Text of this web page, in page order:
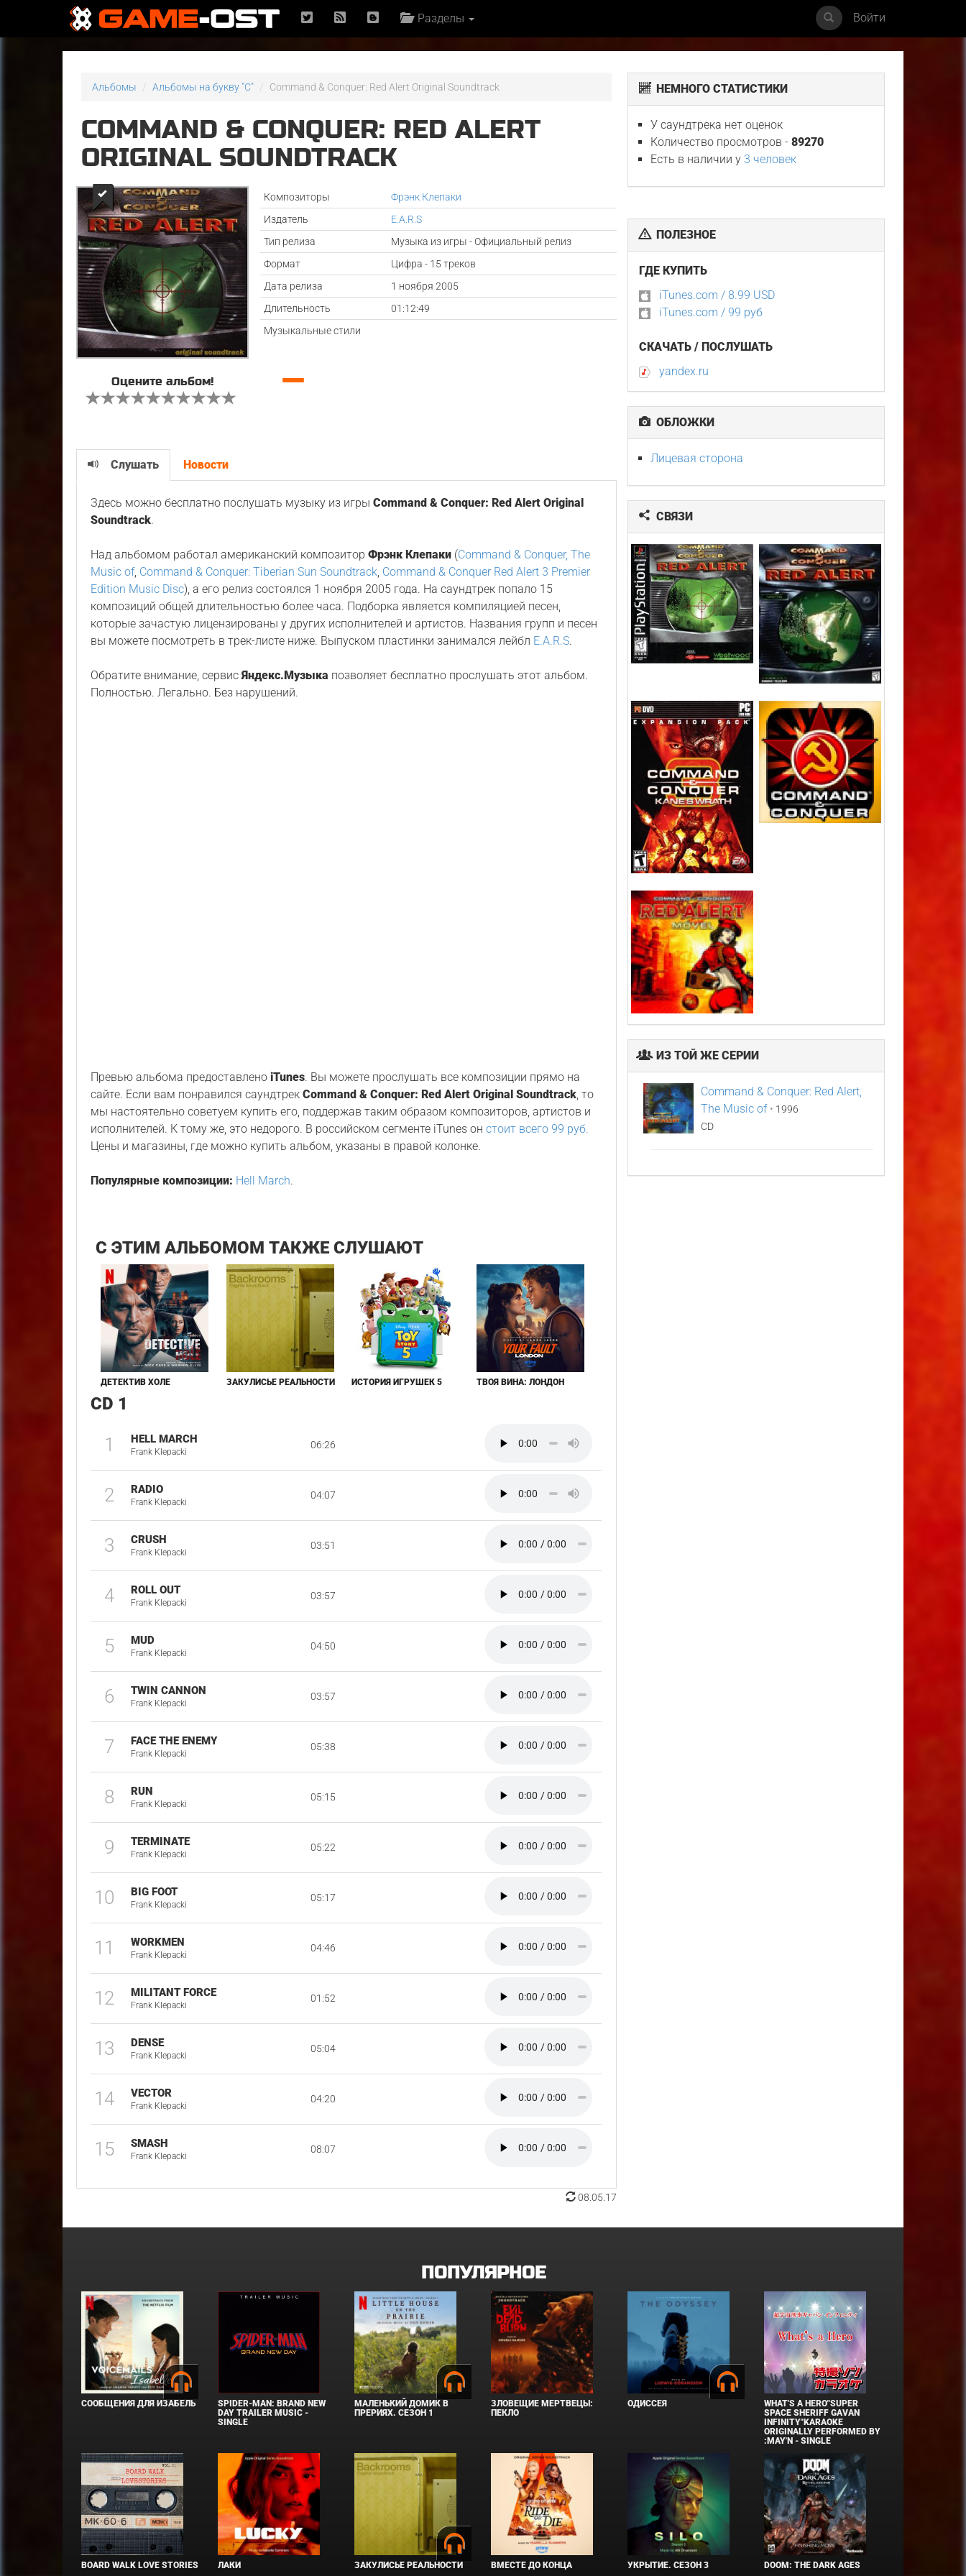
Разделы Войти
Альбомы Альбомы на букву "C" Command & Conquer: Red Alert Original Soundtrack
COMMAND & CONQUER: RED ALERT
ORIGINAL SOUNDTRACK
Композиторы
Фрэнк Клепаки
Издатель
E.A.R.S
Тип релиза
Музыка из игры - Официальный релиз
Формат
Цифра - 15 треков
Дата релиза
1 ноября 2005
Длительность
01:12:49
Музыкальные стили
Оцените альбом! —
Слушать Новости
Здесь можно бесплатно послушать музыку из игрыCommand & Conquer: Red Alert Original
Soundtrack.
Над альбомом работал американский композиторФрэнк Клепаки (Command & Conquer, The
Music of, Command & Conquer: Tiberian Sun Soundtrack, Command & Conquer Red Alert 3 Premier
Edition Music Disc), а его релиз состоялся 1 ноября 2005 года. На саундтрек попало 15
композиций общей длительностью более часа. Подборка является компиляцией песен,
которые зачастую лицензированы у других исполнителей и артистов. Названия групп и песен
вы можете посмотреть в трек-листе ниже. Выпуском пластинки занимался лейбл E.A.R.S.
Обратите внимание, сервисЯндекс.Музыка позволяет бесплатно прослушать этот альбом.
Полностью. Легально. Без нарушений.
Превью альбома предоставленоiTunes. Вы можете прослушать все композиции прямо на
сайте. Если вам понравился саундтрекCommand & Conquer: Red Alert Original Soundtrack, то
мы настоятельно советуем купить его, поддержав таким образом композиторов, артистов и
исполнителей. К тому же, это недорого. В российском сегменте iTunes онстоит всего 99 руб.
Цены и магазины, где можно купить альбом, указаны в правой колонке.
Популярные композиции: Hell March.
С ЭТИМ АЛЬБОМОМ ТАКЖЕ СЛУШАЮТ
ДЕТЕКТИВ ХОЛЕ ЗАКУЛИСЬЕ РЕАЛЬНОСТИ ИСТОРИЯ ИГРУШЕК 5 ТВОЯ ВИНА: ЛОНДОН
CD 1
1 HELL MARCH
Frank Klepacki
06:26
2 RADIO
Frank Klepacki
04:07
3 CRUSH
Frank Klepacki
03:51
4 ROLL OUT
Frank Klepacki
03:57
5 MUD
Frank Klepacki
04:50
6 TWIN CANNON
Frank Klepacki
03:57
7 FACE THE ENEMY
Frank Klepacki
05:38
8 RUN
Frank Klepacki
05:15
9 TERMINATE
Frank Klepacki
05:22
10 BIG FOOT
Frank Klepacki
05:17
11 WORKMEN
Frank Klepacki
04:46
12 MILITANT FORCE
Frank Klepacki
01:52
13 DENSE
Frank Klepacki
05:04
14 VECTOR
Frank Klepacki
04:20
15 SMASH
Frank Klepacki
08:07
08.05.17
НЕМНОГО СТАТИСТИКИ
У саундтрека нет оценок
Количество просмотров -89270
Есть в наличии у3 человек
ПОЛЕЗНОЕ
ГДЕ КУПИТЬ
iTunes.com / 8.99 USD
iTunes.com / 99 руб
СКАЧАТЬ / ПОСЛУШАТЬ
yandex.ru
ОБЛОЖКИ
Лицевая сторона
СВЯЗИ
ИЗ ТОЙ ЖЕ СЕРИИ
Command & Conquer: Red Alert,
The Music of • 1996
CD
ПОПУЛЯРНОЕ
СООБЩЕНИЯ ДЛЯ ИЗАБЕЛЬ
SPIDER-MAN: BRAND NEW
DAY TRAILER MUSIC -
SINGLE
МАЛЕНЬКИЙ ДОМИК В
ПРЕРИЯХ. СЕЗОН 1
ЗЛОВЕЩИЕ МЕРТВЕЦЫ:
ПЕКЛО
ОДИССЕЯ
WHAT'S A HERO"SUPER
SPACE SHERIFF GAVAN
INFINITY"KARAOKE
ORIGINALLY PERFORMED BY
:MAY'N - SINGLE
BOARD WALK LOVE STORIES ЛАКИ ЗАКУЛИСЬЕ РЕАЛЬНОСТИ ВМЕСТЕ ДО КОНЦА УКРЫТИЕ. СЕЗОН 3 DOOM: THE DARK AGES